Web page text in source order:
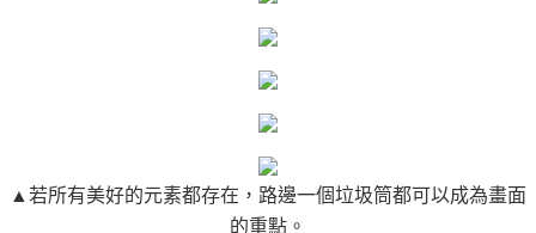
▲若所有美好的元素都存在，路邊一個垃圾筒都可以成為畫面
的重點。